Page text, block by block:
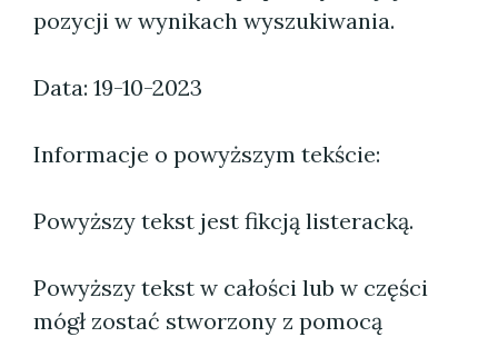
pozycji w wynikach wyszukiwania.
Data: 19-10-2023
Informacje o powyższym tekście:
Powyższy tekst jest fikcją listeracką.
Powyższy tekst w całości lub w części
mógł zostać stworzony z pomocą